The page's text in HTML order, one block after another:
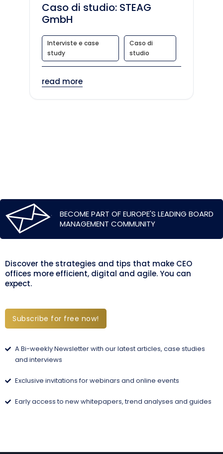
Caso di studio: STEAG
GmbH
Interviste e case
study
Caso di
studio
read more
BECOME PART OF EUROPE'S LEADING BOARD
MANAGEMENT COMMUNITY
Discover the strategies and tips that make CEO
offices more efficient, digital and agile. You can
expect.
Subscribe for free now!
A Bi-weekly Newsletter with our latest articles, case studies
and interviews
Exclusive invitations for webinars and online events
Early access to new whitepapers, trend analyses and guides